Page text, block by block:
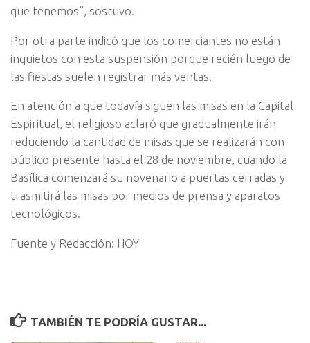
que tenemos”, sostuvo.
Por otra parte indicó que los comerciantes no están
inquietos con esta suspensión porque recién luego de
las fiestas suelen registrar más ventas.
En atención a que todavía siguen las misas en la Capital
Espiritual, el religioso aclaró que gradualmente irán
reduciendo la cantidad de misas que se realizarán con
público presente hasta el 28 de noviembre, cuando la
Basílica comenzará su novenario a puertas cerradas y
trasmitirá las misas por medios de prensa y aparatos
tecnológicos.
Fuente y Redacción: HOY
TAMBIÉN TE PODRÍA GUSTAR...